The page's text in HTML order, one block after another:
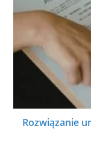
Rozwiązanie